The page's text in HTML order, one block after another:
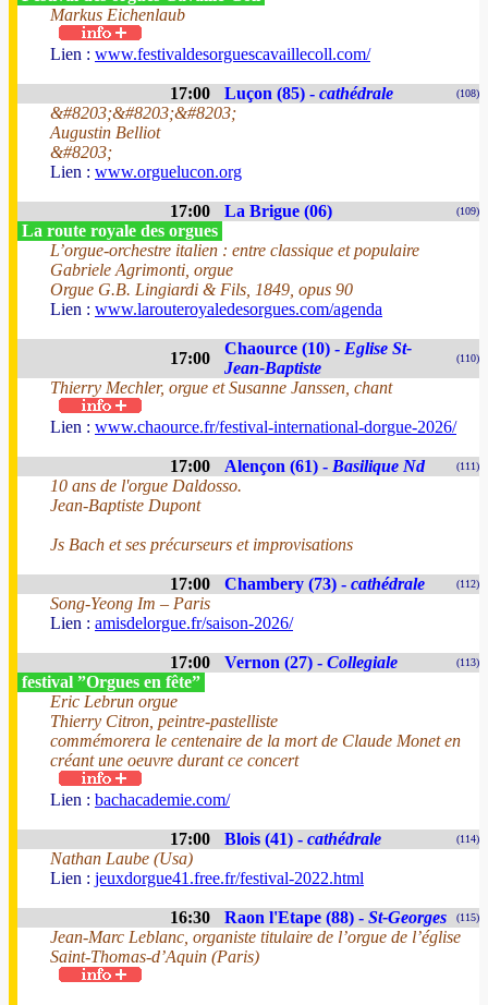
Markus Eichenlaub
Lien : www.festivaldesorguescavaillecoll.com/
17:00 Luçon (85) - cathédrale (108)
&#8203;&#8203;&#8203;
Augustin Belliot
&#8203;
Lien : www.orguelucon.org
17:00 La Brigue (06) (109)
La route royale des orgues
L’orgue-orchestre italien : entre classique et populaire
Gabriele Agrimonti, orgue
Orgue G.B. Lingiardi & Fils, 1849, opus 90
Lien : www.larouteroyaledesorgues.com/agenda
17:00
Chaource (10) - Eglise St-
Jean-Baptiste
(110)
Thierry Mechler, orgue et Susanne Janssen, chant
Lien : www.chaource.fr/festival-international-dorgue-2026/
17:00 Alençon (61) - Basilique Nd (111)
10 ans de l'orgue Daldosso.
Jean-Baptiste Dupont
Js Bach et ses précurseurs et improvisations
17:00 Chambery (73) - cathédrale (112)
Song-Yeong Im – Paris
Lien : amisdelorgue.fr/saison-2026/
17:00 Vernon (27) - Collegiale (113)
festival ”Orgues en fête”
Eric Lebrun orgue
Thierry Citron, peintre-pastelliste
commémorera le centenaire de la mort de Claude Monet en
créant une oeuvre durant ce concert
Lien : bachacademie.com/
17:00 Blois (41) - cathédrale (114)
Nathan Laube (Usa)
Lien : jeuxdorgue41.free.fr/festival-2022.html
16:30 Raon l'Etape (88) - St-Georges (115)
Jean-Marc Leblanc, organiste titulaire de l’orgue de l’église
Saint-Thomas-d’Aquin (Paris)